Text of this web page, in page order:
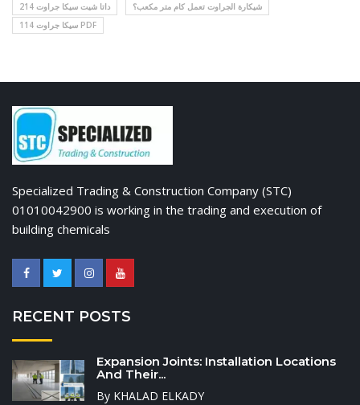
داتا شيت سيكا جراوت 214
شيكارة الجراوت تعمل كام متر مكعب؟
سيكا جراوت 114 PDF
Specialized Trading & Construction Company (STC)
01010042900 is working in the trading and execution of
building chemicals
RECENT POSTS
Expansion Joints: Installation Locations
And Their...
By KHALAD ELKADY